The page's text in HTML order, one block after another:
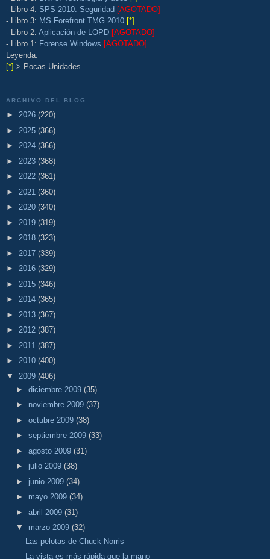
- Libro 4: SPS 2010: Seguridad [AGOTADO]
- Libro 3: MS Forefront TMG 2010 [*]
- Libro 2: Aplicación de LOPD [AGOTADO]
- Libro 1: Forense Windows [AGOTADO]
Leyenda:
[*]-> Pocas Unidades
ARCHIVO DEL BLOG
► 2026 (220)
► 2025 (366)
► 2024 (366)
► 2023 (368)
► 2022 (361)
► 2021 (360)
► 2020 (340)
► 2019 (319)
► 2018 (323)
► 2017 (339)
► 2016 (329)
► 2015 (346)
► 2014 (365)
► 2013 (367)
► 2012 (387)
► 2011 (387)
► 2010 (400)
▼ 2009 (406)
► diciembre 2009 (35)
► noviembre 2009 (37)
► octubre 2009 (38)
► septiembre 2009 (33)
► agosto 2009 (31)
► julio 2009 (38)
► junio 2009 (34)
► mayo 2009 (34)
► abril 2009 (31)
▼ marzo 2009 (32)
Las pelotas de Chuck Norris
La vista es más rápida que la mano